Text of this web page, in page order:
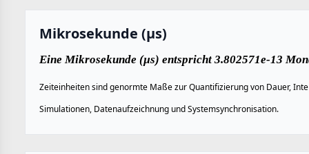
Mikrosekunde (µs)
Eine Mikrosekunde (µs) entspricht 3.802571e-13
Zeiteinheiten sind genormte Maße zur Quantifizierung von Dauer,
Simulationen, Datenaufzeichnung und Systemsynchronisation.